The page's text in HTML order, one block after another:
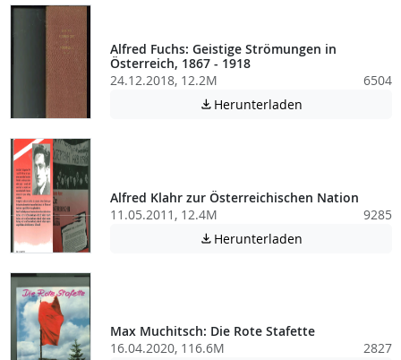
Alfred Fuchs: Geistige Strömungen in
Österreich, 1867 - 1918
24.12.2018, 12.2M
6504
 Herunterladen
Alfred Klahr zur Österreichischen Nation
11.05.2011, 12.4M
9285
 Herunterladen
Max Muchitsch: Die Rote Stafette
16.04.2020, 116.6M
2827